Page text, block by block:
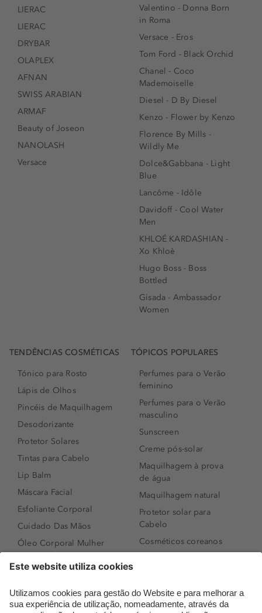
LIERAC
LIERAC
DRYBAR
OLAPLEX
AFNAN
SWISS ARABIAN
ARMAF
Beauty of Joseon
NANOLASH
Versace
Valentino - Donna Born
in Roma
Versace - Eros
Tom Ford - Black Orchid
Chanel - Coco
Mademoiselle
Diesel - D By Diesel
Kenzo - Flower by Kenzo
Florence By Mills -
Wildly Me
Dolce&Gabbana - Light
Blue
Lancôme - Idôle
Davidoff - Cool Water
Men
KHLOÉ KARDASHIAN -
Xo Khloè
Hugo Boss - Boss
Bottled
Gisada - Ambassador
Women
TENDÊNCIAS COSMÉTICAS
Tónico para Rosto
Lápis de Olhos
Pincéis de Maquilhagem
Desodorizante
Protetor Solares
Tintas para Cabelo
Lip Balm
Máscara Facial
Esfoliante Corporal
Cuidado Das Mãos
Óleo Corporal Mulher
Bronzer
Sérum de Rosto
TÓPICOS POPULARES
Perfumes para o Verão
feminino
Perfumes para o Verão
masculino
Sunscreen
Creme pós-solar
Maquilhagem à prova
de água
Maquilhagem natural
Protetor solar para
Cabelo
Cosméticos coreanos
Perfumes árabes
Novidades